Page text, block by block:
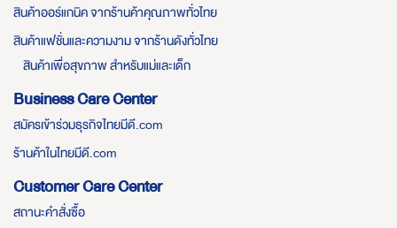
สินค้าออร์แกนิค จากร้านค้าคุณภาพทั่วไทย
สินค้าแฟชั่นและความงาม จากร้านดังทั่วไทย
สินค้าเพื่อสุขภาพ สำหรับแม่และเด็ก
Business Care Center
สมัครเข้าร่วมธุรกิจไทยมีดี.com
ร้านค้าในไทยมีดี.com
Customer Care Center
สถานะคำสั่งซื้อ